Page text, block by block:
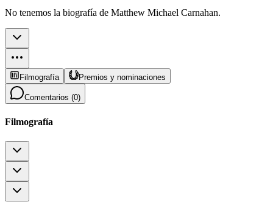
No tenemos la biografía de Matthew Michael Carnahan.
Filmografía Premios y nominaciones
Comentarios (0)
Filmografía